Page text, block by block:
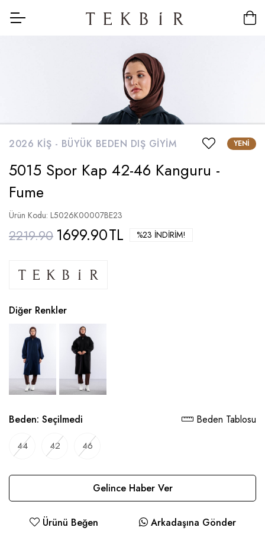
2026 KIŞ - BÜYÜK BEDEN DIŞ GIYIM YENI
5015 Spor Kap 42-46 Kanguru -
Fume
Ürün Kodu: L5026K00007BE23
2219.90 1699.90TL %23 İNDIRIM!
Diğer Renkler
Beden: Seçilmedi Beden Tablosu
44 42 46
Gelince Haber Ver
Ürünü Beğen Arkadaşına Gönder